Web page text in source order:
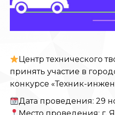
Центр технического
принять участие в
конкурсе «Техник-
Дата проведения: 29